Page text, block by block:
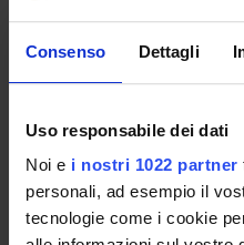
Consenso Dettagli
Uso responsabile dei dati
Noi e i nostri 1022 partner
personali, ad esempio il
tecnologie come i cookie
INCARICHI
ORGANIZZAZIONE
GOVERNANCE
COMMISSIONI